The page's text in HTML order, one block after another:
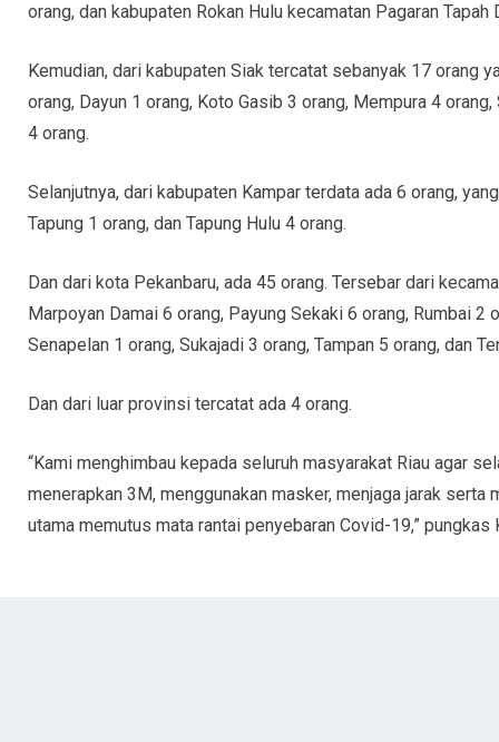
orang, dan kabupaten Rokan Hulu kecamatan Pagaran Tapah
Kemudian, dari kabupaten Siak tercatat sebanyak 17 orang
orang, Dayun 1 orang, Koto Gasib 3 orang, Mempura 4
4 orang.
Selanjutnya, dari kabupaten Kampar terdata ada 6 orang,
Tapung 1 orang, dan Tapung Hulu 4 orang.
Dan dari kota Pekanbaru, ada 45 orang. Tersebar dari
Marpoyan Damai 6 orang, Payung Sekaki 6 orang, Rumbai 2
Senapelan 1 orang, Sukajadi 3 orang, Tampan 5 orang, dan
Dan dari luar provinsi tercatat ada 4 orang.
“Kami menghimbau kepada seluruh masyarakat Riau agar
menerapkan 3M, menggunakan masker, menjaga jarak
utama memutus mata rantai penyebaran Covid-19,” pungkas